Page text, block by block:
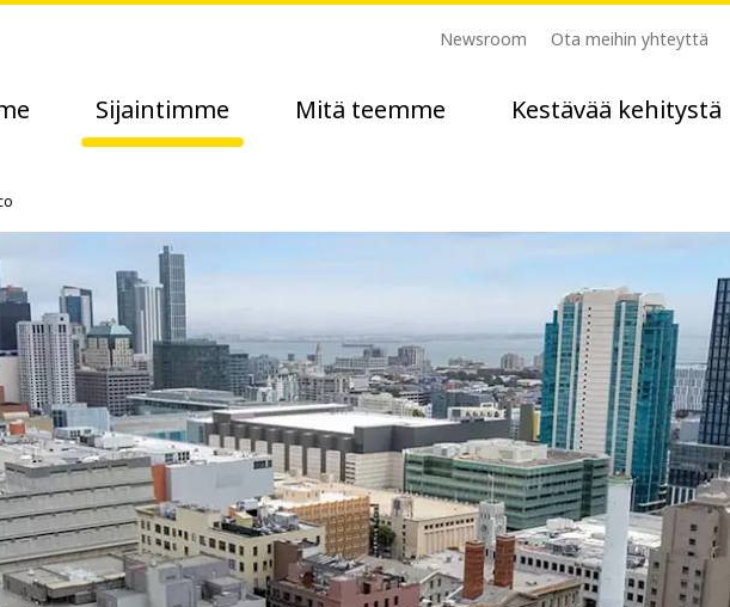
Newsroom Ota meihin yhteyttä
Sijaintimme Mitä teemme Kestävää kehitystä